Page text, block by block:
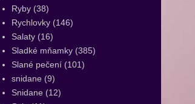
Ryby (38)
Rychlovky (146)
Salaty (16)
Sladké mňamky (385)
Slané pečení (101)
snidane (9)
Snidane (12)